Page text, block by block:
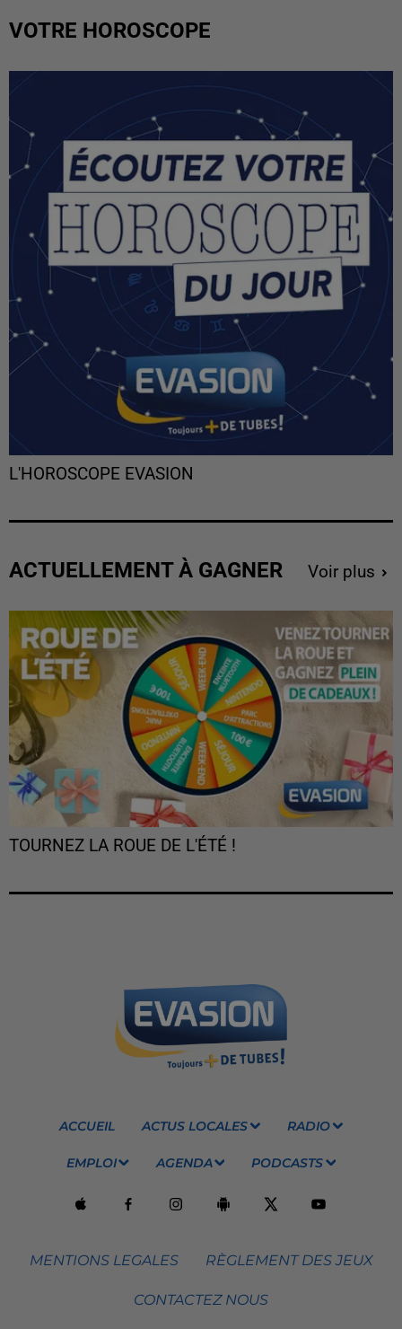
VOTRE HOROSCOPE
L'HOROSCOPE EVASION
ACTUELLEMENT À GAGNER Voir plus
TOURNEZ LA ROUE DE L'ÉTÉ !
ACCUEIL ACTUS LOCALES RADIO
EMPLOI AGENDA PODCASTS
MENTIONS LEGALES RÈGLEMENT DES JEUX
CONTACTEZ NOUS